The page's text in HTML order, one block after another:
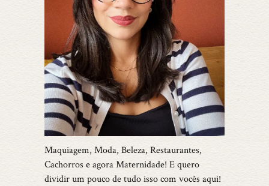
Maquiagem, Moda, Beleza, Restaurantes,
Cachorros e agora Maternidade! E quero
dividir um pouco de tudo isso com vocês aqui!